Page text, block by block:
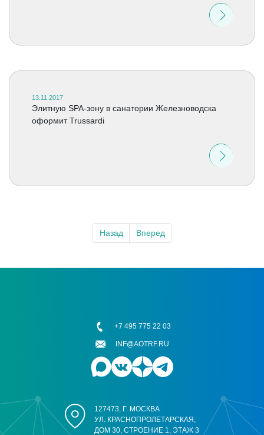
13.11.2017
Элитную SPA-зону в санатории Железноводска
оформит Trussardi
Назад Вперед
127473, Г. МОСКВА
УЛ. КРАСНОПРОЛЕТАРСКАЯ,
ДОМ 30, СТРОЕНИЕ 1, ЭТАЖ 3
+7 495 775 22 03
INF@AOTRF.RU